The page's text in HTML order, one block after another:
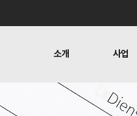
소개
함께하는 사람들 오시는 길
사업
반헌법행위자열전편찬
언론보도 뉴스레터
1:1질문
사업 소식